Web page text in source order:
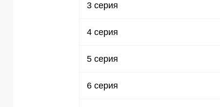
3 серия
4 серия
5 серия
6 серия